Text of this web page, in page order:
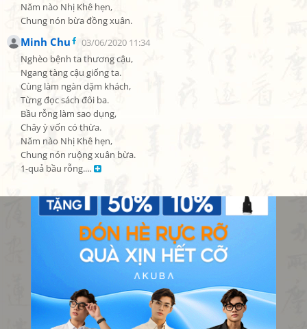
Năm nào Nhị Khê hẹn,
Chung nón bừa đồng xuân.
Minh Chu
03/06/2020 11:34
Nghèo bệnh ta thương cậu,
Ngang tàng cậu giống ta.
Cùng làm ngàn dặm khách,
Từng đọc sách đôi ba.
Bầu rỗng làm sao dụng,
Chây ỳ vốn có thừa.
Năm nào Nhị Khê hẹn,
Chung nón ruộng xuân bừa.
1-quả bầu rỗng.…